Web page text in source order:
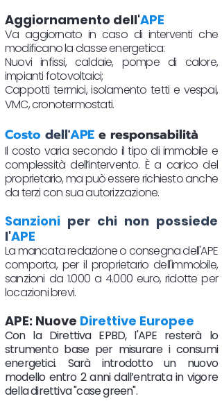
Aggiornamento dell'APE
Va aggiornato in caso di interventi che
modificano la classe energetica:
Nuovi infissi, caldaie, pompe di calore,
impianti fotovoltaici;
Cappotti termici, isolamento tetti e vespai,
VMC, cronotermostati.​
Costo dell'APE e responsabilità
Il costo varia secondo il tipo di immobile e
complessità dell’intervento. È a carico del
proprietario, ma può essere richiesto anche
da terzi con sua autorizzazione.
Sanzioni per chi non possiede
l'APE
La mancata redazione o consegna dell'APE
comporta, per il proprietario dell'immobile,
sanzioni da 1.000 a 4.000 euro, ridotte per
locazioni brevi.
APE: Nuove Direttive Europee
Con la Direttiva EPBD, l'APE resterà lo
strumento base per misurare i consumi
energetici. Sarà introdotto un nuovo
modello entro 2 anni dall’entrata in vigore
della direttiva "case green".